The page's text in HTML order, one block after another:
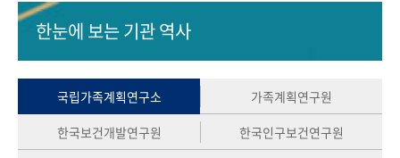
50+1 주년 기념
세계와 함께 한 KIHASA
VR 역사관
한눈에 보는기관 역사
국립가족계획연구소
가족계획연구원
한국보건개발연구원
한국인구보건연구원